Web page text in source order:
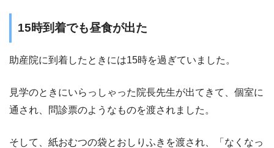
15時到着でも昼食が出た
助産院に到着したときには15時を過ぎていました。
見学のときにいらっしゃった院長先生が出てきて、個室に
通され、問診票のようなものを渡されました。
そして、紙おむつの袋とおしりふきを渡され、「なくなっ